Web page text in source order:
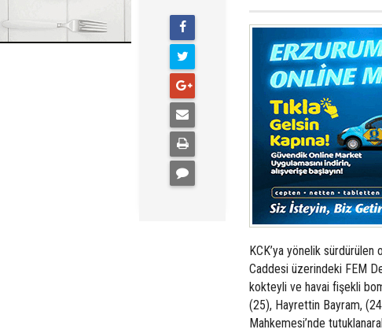
KCK’ya yönelik sürdürülen
Caddesi üzerindeki FEM
kokteyli ve havai fişekli
(25), Hayrettin Bayram,
Mahkemesi’nde